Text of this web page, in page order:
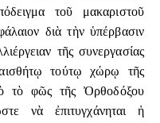
τοῦ μακαριστοῦ
διὰ τὴν ὑπέρβασιν
τῆς συνεργασίας
τούτῳ χώρῳ τῆς
τὸ φῶς τῆς Ὀρθοδόξου
νὰ ἐπιτυγχάνηται ἡ